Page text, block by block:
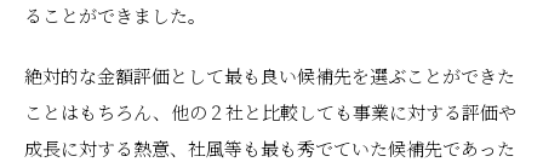
ることができました。
絶対的な金額評価として最も良い候補先を選ぶことができた
ことはもちろん、他の２社と比較しても事業に対する評価や
成長に対する熱意、社風等も最も秀でていた候補先であった